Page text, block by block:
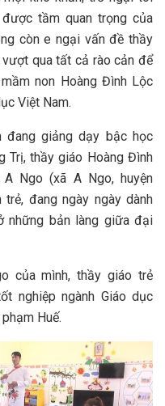
tầm quan trọng của
còn e ngại vấn đề thầy
qua tất cả rào cản để
non Hoàng Đình Lộc
Việt Nam.
đang giảng dạy bậc học
Trị, thầy giáo Hoàng Đình
Ngo (xã A Ngo, huyện
đang ngày ngày dành
những bản làng giữa đại
của mình, thầy giáo trẻ
nghiệp ngành Giáo dục
Huế.